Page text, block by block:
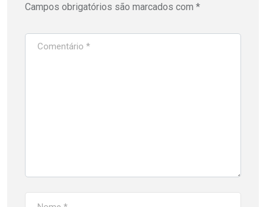
Campos obrigatórios são marcados com *